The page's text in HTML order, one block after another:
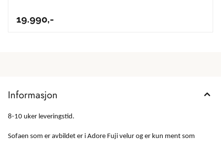
19.990,-
Informasjon
8-10 uker leveringstid.
Sofaen som er avbildet er i Adore Fuji velur og er kun ment som